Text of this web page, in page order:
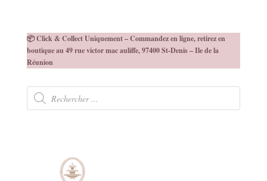
📦 Click & Collect Uniquement – Commandez en ligne, retirez en
boutique au 49 rue victor mac auliffe, 97400 St-Denis – Ile de la
Réunion
Recherche
produits